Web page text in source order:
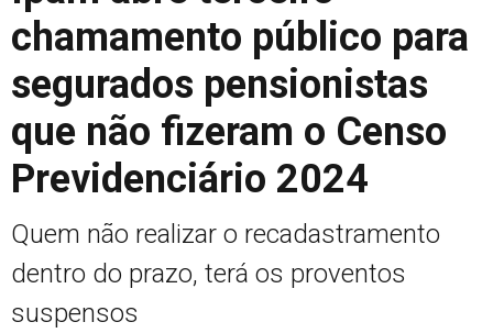
chamamento público para
segurados pensionistas
que não fizeram o Censo
Previdenciário 2024
Quem não realizar o recadastramento
dentro do prazo, terá os proventos
suspensos